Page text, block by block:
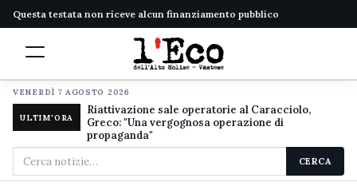
Questa testata non riceve alcun finanziamento pubblico
VENERDÌ 7 AGOSTO 2026
ULTIM'ORA
Riattivazione sale operatorie al Caracciolo,
Greco: "Una vergognosa operazione di
propaganda"
Cerca
nel
CERCA